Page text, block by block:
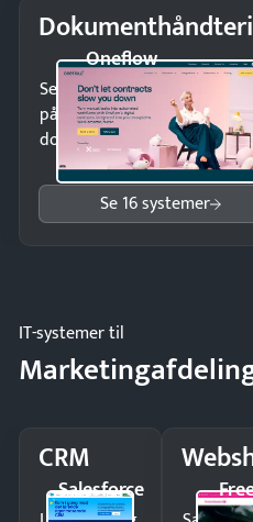
Oneflow
Send kontrakter til
på minutter og mist ingen
dokumenter.
Se 16 systemer
IT-systemer til
CRM
Salesforce